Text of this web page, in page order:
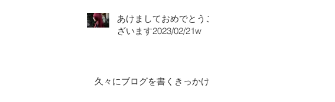
あけましておめでとうご
ざいます2023/02/21w
久々にブログを書くきっかけ